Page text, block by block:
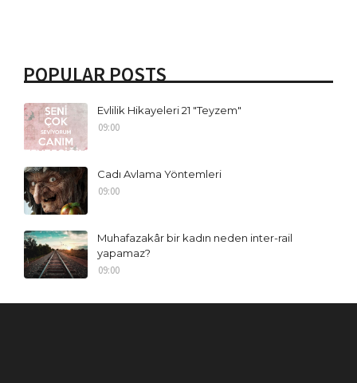
POPULAR POSTS
Evlilik Hikayeleri 21 "Teyzem"
09:00
Cadı Avlama Yöntemleri
09:00
Muhafazakâr bir kadın neden inter-rail
yapamaz?
09:00